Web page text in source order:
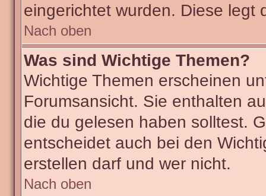
eingerichtet wurden. Diese legt
Nach oben
Was sind Wichtige Themen?
Wichtige Themen erscheinen
Forumsansicht. Sie enthalten
die du gelesen haben solltest.
entscheidet auch bei den
erstellen darf und wer nicht.
Nach oben